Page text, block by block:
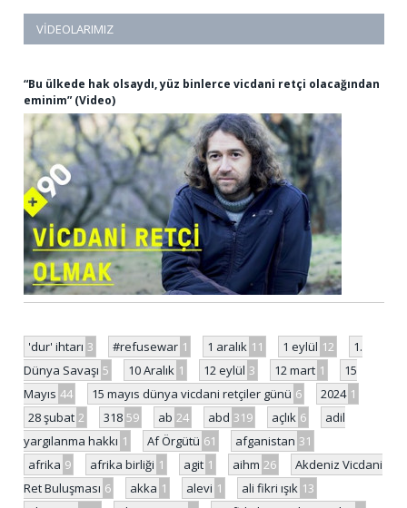
VIDEOLARIMIZ
“Bu ülkede hak olsaydı, yüz binlerce vicdani retçi olacağından
eminim” (Video)
'dur' ihtarı 3 #refusewar 1 1 aralık 11 1 eylül 12
1.
Dünya Savaşı 5 10 Aralık 1 12 eylül 3 12 mart 1
15
Mayıs 44 15 mayıs dünya vicdani retçiler günü 6 2024 1
28 şubat 2 318 59 ab 24 abd 319 açlık 6
adil
yargılanma hakkı 1 Af Örgütü 61 afganistan 31
afrika 9 afrika birliği 1 agit 1 aihm 26
Akdeniz Vicdani
Ret Buluşması 6 akka 1 alevi 1 ali fikri ışık 13